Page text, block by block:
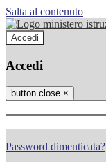
Salta al contenuto
Accedi
Accedi
button close ×
Password dimenticata?